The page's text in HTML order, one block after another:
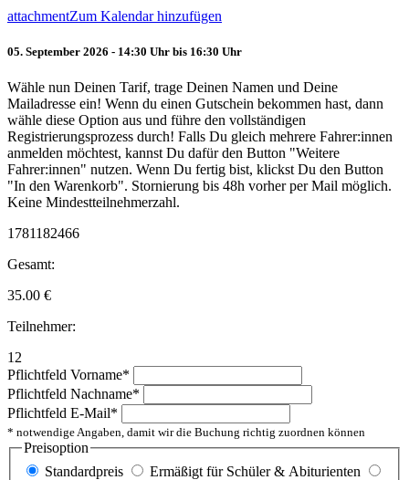
attachmentZum Kalendar hinzufügen
05. September 2026 - 14:30 Uhr bis 16:30 Uhr
Wähle nun Deinen Tarif, trage Deinen Namen und Deine
Mailadresse ein! Wenn du einen Gutschein bekommen hast, dann
wähle diese Option aus und führe den vollständigen
Registrierungsprozess durch! Falls Du gleich mehrere Fahrer:innen
anmelden möchtest, kannst Du dafür den Button "Weitere
Fahrer:innen" nutzen. Wenn Du fertig bist, klickst Du den Button
"In den Warenkorb". Stornierung bis 48h vorher per Mail möglich.
Keine Mindestteilnehmerzahl.
1781182466
Gesamt:
35.00 €
Teilnehmer:
12
Pflichtfeld Vorname*
Pflichtfeld Nachname*
Pflichtfeld E-Mail*
* notwendige Angaben, damit wir die Buchung richtig zuordnen können
Preisoption
Standardpreis
Ermäßigt für Schüler & Abiturienten